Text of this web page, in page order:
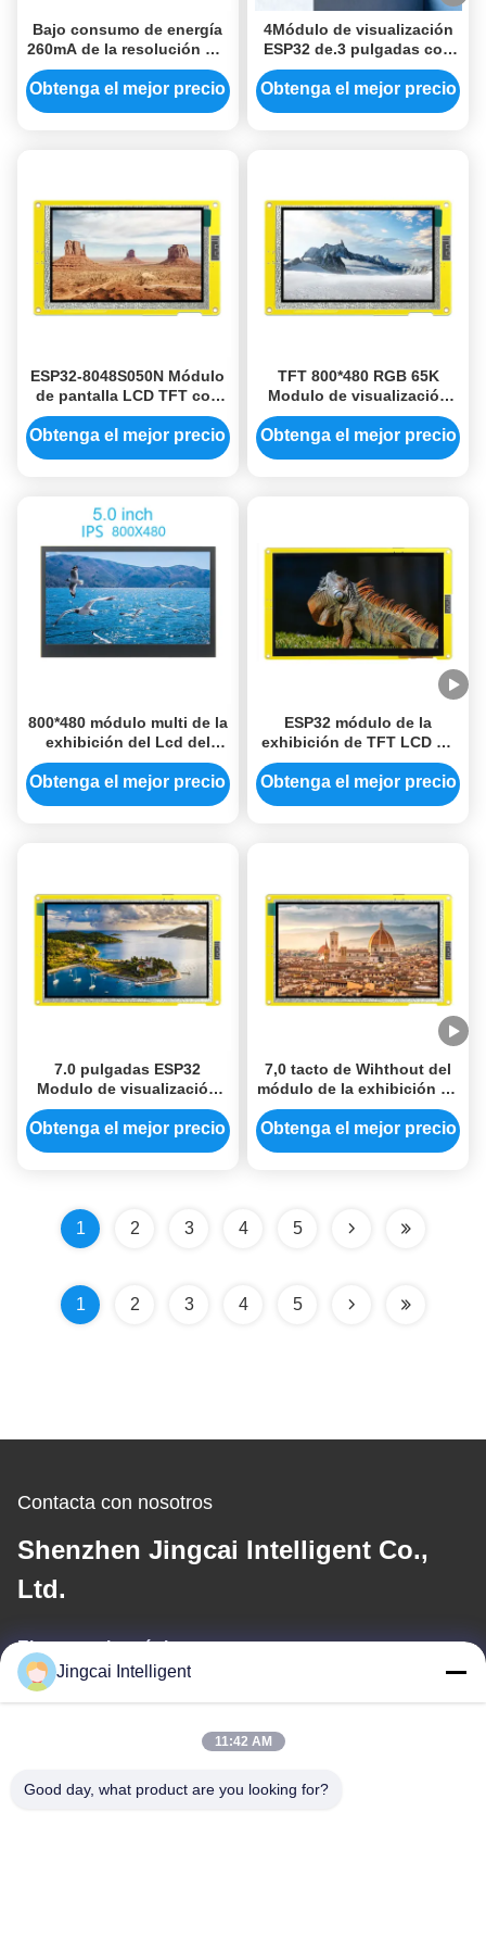
Bajo consumo de energía
260mA de la resolución del
módulo 480*272 (pixel) de
la exhibición del LCD 4,3
Obtenga el mejor precio
4Módulo de visualización
ESP32 de.3 pulgadas con
resolución 480 * 800 y chip
de controlador ST7701S
Obtenga el mejor precio
ESP32-8048S050N Módulo
de pantalla LCD TFT con
resolución de 800x480 y
color RGB 65K
Obtenga el mejor precio
TFT 800*480 RGB 65K
Modulo de visualización
LCD a color ESP32-
8048S050N 108.00*64.80
Obtenga el mejor precio
800*480 módulo multi de la
exhibición del Lcd del
tacto de la pulgada IPS
TFT DSI del módulo 5,0 de
Obtenga el mejor precio
ESP32 módulo de la
exhibición de TFT LCD de
7,0 pulgadas con la ayuda
capacitiva del tacto para
Obtenga el mejor precio
7.0 pulgadas ESP32
Modulo de visualización
con alta resolución 800 *
480 SKU ESP32-8048S070N
Obtenga el mejor precio
7,0 tacto de Wihthout del
módulo de la exhibición de
Arduino 16M Flash IPS TFT
LCD de la pulgada
Obtenga el mejor precio
1 2 3 4 5
1 2 3 4 5
Contacta con nosotros
Shenzhen Jingcai Intelligent Co.,
Ltd.
El correo electrónico
Jingcai Intelligent
11:42 AM
Good day, what product are you looking for?